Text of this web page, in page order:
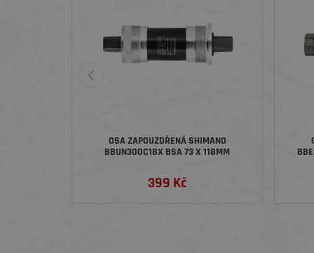
OSA ZAPOUZDŘENÁ SHIMANO
BBUN300C18X BSA 73 X 118MM
399 Kč